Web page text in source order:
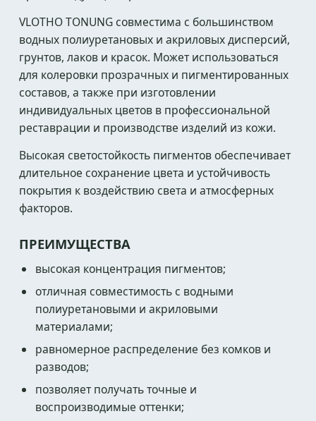
VLOTHO TONUNG совместима с большинством
водных полиуретановых и акриловых дисперсий,
грунтов, лаков и красок. Может использоваться
для колеровки прозрачных и пигментированных
составов, а также при изготовлении
индивидуальных цветов в профессиональной
реставрации и производстве изделий из кожи.
Высокая светостойкость пигментов обеспечивает
длительное сохранение цвета и устойчивость
покрытия к воздействию света и атмосферных
факторов.
ПРЕИМУЩЕСТВА
высокая концентрация пигментов;
отличная совместимость с водными
полиуретановыми и акриловыми
материалами;
равномерное распределение без комков и
разводов;
позволяет получать точные и
воспроизводимые оттенки;